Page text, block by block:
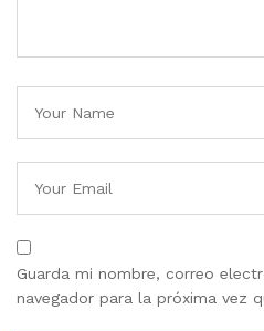
Guarda mi nombre, correo
navegador para la próxima vez